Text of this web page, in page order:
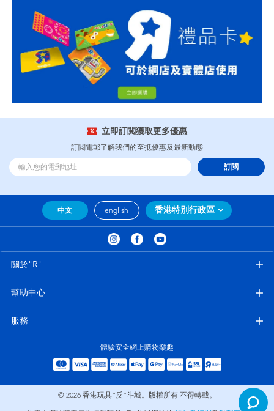
立即訂閲獲取更多優惠
訂閲電郵了解我們的至抵優惠及最新動態
訂閲
中文 english 香港特別行政區
關於"R"
幫助中心
服務
體驗安全網上購物樂趣
© 2026 香港玩具“反”斗城。版權所有 不得轉載。